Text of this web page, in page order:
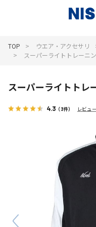
TOP ウエア・アクセサリ
スーパーライトトレーニ
スーパーライトトレ
4.3 （3件） レビュ